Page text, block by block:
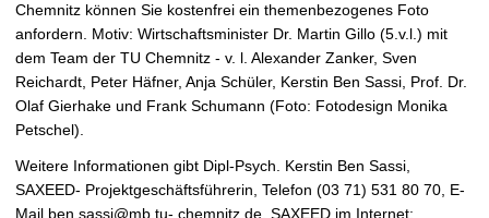
Chemnitz können Sie kostenfrei ein themenbezogenes Foto
anfordern. Motiv: Wirtschaftsminister Dr. Martin Gillo (5.v.l.) mit
dem Team der TU Chemnitz - v. l. Alexander Zanker, Sven
Reichardt, Peter Häfner, Anja Schüler, Kerstin Ben Sassi, Prof. Dr.
Olaf Gierhake und Frank Schumann (Foto: Fotodesign Monika
Petschel).
Weitere Informationen gibt Dipl-Psych. Kerstin Ben Sassi,
SAXEED- Projektgeschäftsführerin, Telefon (03 71) 531 80 70, E-
Mail ben.sassi@mb.tu- chemnitz.de. SAXEED im Internet: